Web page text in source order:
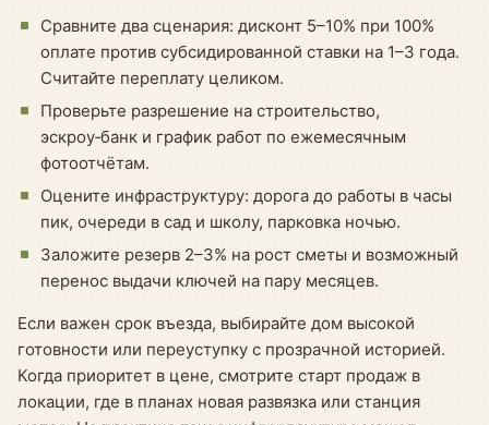
Сравните два сценария: дисконт 5–10% при 100%
оплате против субсидированной ставки на 1–3 года.
Считайте переплату целиком.
Проверьте разрешение на строительство,
эскроу‑банк и график работ по ежемесячным
фотоотчётам.
Оцените инфраструктуру: дорога до работы в часы
пик, очереди в сад и школу, парковка ночью.
Заложите резерв 2–3% на рост сметы и возможный
перенос выдачи ключей на пару месяцев.
Если важен срок въезда, выбирайте дом высокой
готовности или переуступку с прозрачной историей.
Когда приоритет в цене, смотрите старт продаж в
локации, где в планах новая развязка или станция